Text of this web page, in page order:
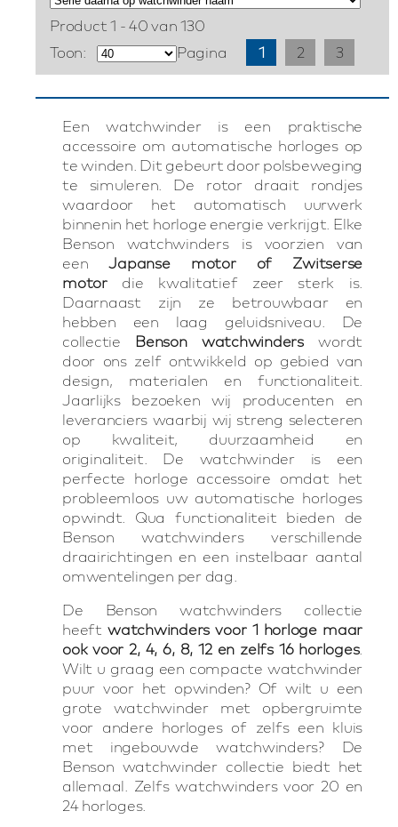
Product 1 - 40 van 130
Toon:
Pagina 1 2 3
Een watchwinder is een praktische
accessoire om automatische horloges op
te winden. Dit gebeurt door polsbeweging
te simuleren. De rotor draait rondjes
waardoor het automatisch uurwerk
binnenin het horloge energie verkrijgt. Elke
Benson watchwinders is voorzien van
eenJapanse motor of Zwitserse
motordie kwalitatief zeer sterk is.
Daarnaast zijn ze betrouwbaar en
hebben een laag geluidsniveau. De
collectie Benson watchwinderswordt
door ons zelf ontwikkeld op gebied van
design, materialen en functionaliteit.
Jaarlijks bezoeken wij producenten en
leveranciers waarbij wij streng selecteren
op kwaliteit, duurzaamheid en
originaliteit. De watchwinder is een
perfecte horloge accessoire omdat het
probleemloos uw automatische horloges
opwindt. Qua functionaliteit bieden de
Benson watchwinders verschillende
draairichtingen en een instelbaar aantal
omwentelingen per dag.
De Benson watchwinders collectie
heeft watchwinders voor 1 horloge maar
ook voor 2, 4, 6, 8, 12 en zelfs 16 horloges.
Wilt u graag een compacte watchwinder
puur voor het opwinden? Of wilt u een
grote watchwinder met opbergruimte
voor andere horloges of zelfs een kluis
met ingebouwde watchwinders? De
Benson watchwinder collectie biedt het
allemaal. Zelfs watchwinders voor 20 en
24 horloges.